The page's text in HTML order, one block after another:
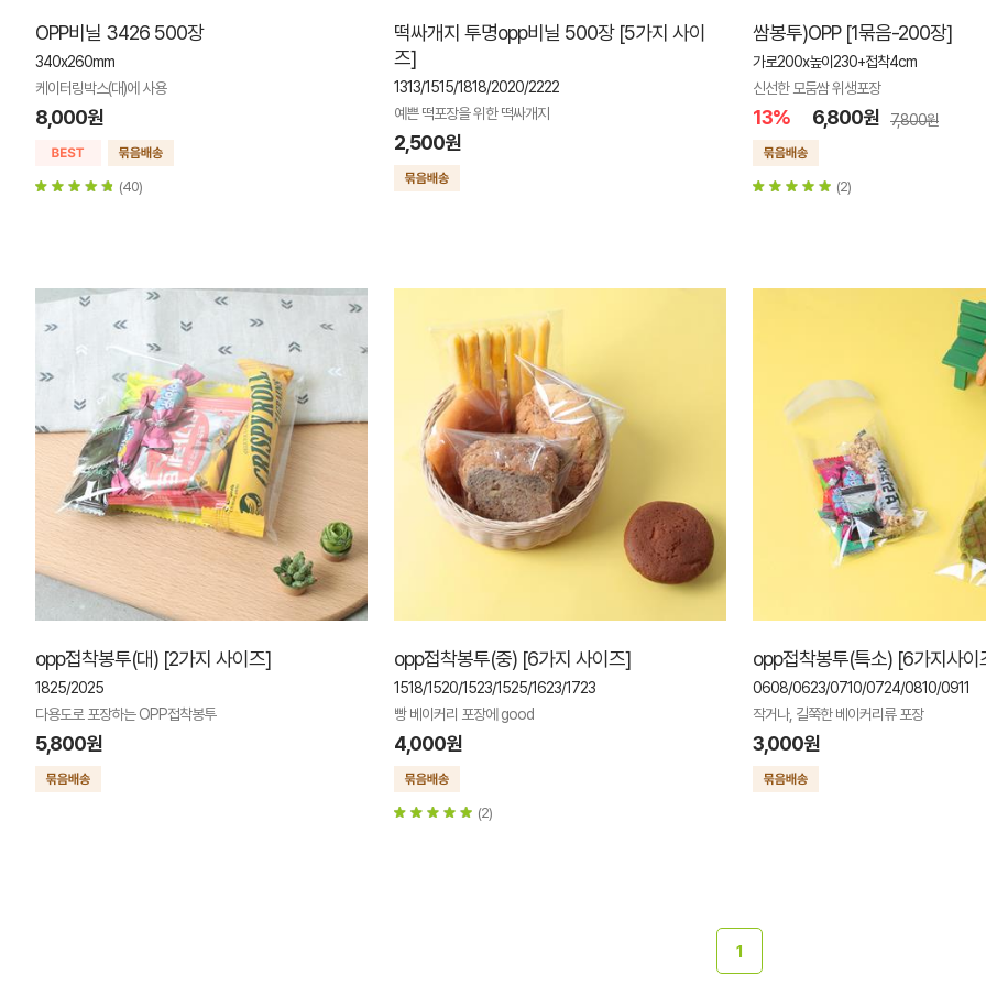
OPP비닐 3426 500장
340x260mm
케이터링박스(대)에 사용
8,000원
(40)
떡싸개지 투명opp비닐 500장 [5가지 사이
즈]
1313/1515/1818/2020/2222
예쁜 떡포장을 위한 떡싸개지
2,500원
쌈봉투)OPP [1묶음-200장]
가로200x높이230+접착4cm
신선한 모둠쌈 위생포장
13% 6,800원 7,800원
(2)
opp접착봉투(대) [2가지 사이즈]
1825/2025
다용도로 포장하는 OPP접착봉투
5,800원
opp접착봉투(중) [6가지 사이즈]
1518/1520/1523/1525/1623/1723
빵 베이커리 포장에 good
4,000원
(2)
opp접착봉투(특소) [6가지사이
0608/0623/0710/0724/0810/0911
작거나, 길쭉한 베이커리류 포장
3,000원
1